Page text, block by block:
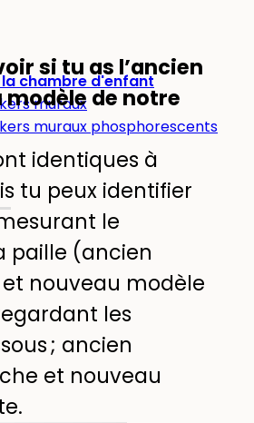
la chambre d'enfant
muraux
muraux phosphorescents
si tu as l’ancien
modèle de notre
identiques à
tu peux identifier
le
paille (ancien
nouveau modèle
les
; ancien
et nouveau